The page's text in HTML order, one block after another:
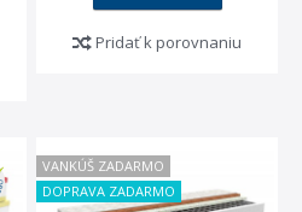
Pridať k porovnaniu
VANKÚŠ ZADARMO
DOPRAVA ZADARMO